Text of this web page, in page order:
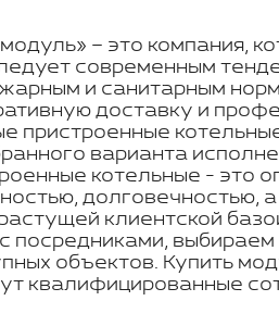
– это компания,
современным
и санитарным
доставку и
пристроенные
варианта
котельные - это
долговечностью,
клиентской
посредниками,
объектов. Купить
квалифицированные